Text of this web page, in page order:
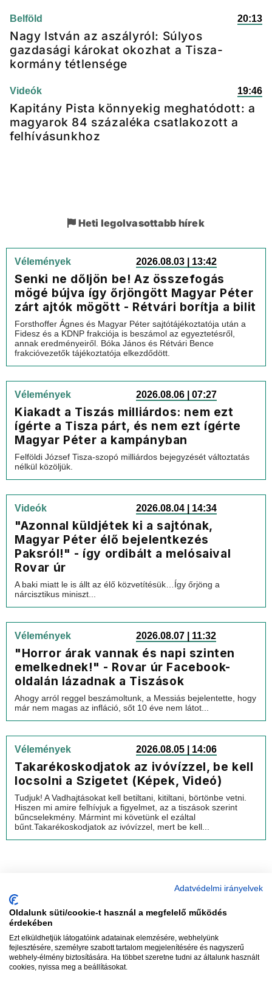
Belföld 20:13
Nagy István az aszályról: Súlyos
gazdasági károkat okozhat a Tisza-
kormány tétlensége
Videók 19:46
Kapitány Pista könnyekig meghatódott: a
magyarok 84 százaléka csatlakozott a
felhívásunkhoz
Heti legolvasottabb hírek
Vélemények 2026.08.03 | 13:42
Senki ne dőljön be! Az összefogás
mögé bújva így őrjöngött Magyar Péter
zárt ajtók mögött - Rétvári borítja a bilit
Forsthoffer Ágnes és Magyar Péter sajtótájékoztatója után a
Fidesz és a KDNP frakciója is beszámol az egyeztetésről,
annak eredményeiről. Bóka János és Rétvári Bence
frakcióvezetők tájékoztatója elkezdődött.
Vélemények 2026.08.06 | 07:27
Kiakadt a Tiszás milliárdos: nem ezt
ígérte a Tisza párt, és nem ezt ígérte
Magyar Péter a kampányban
Felföldi József Tisza-szopó milliárdos bejegyzését változtatás
nélkül közöljük.
Videók 2026.08.04 | 14:34
"Azonnal küldjétek ki a sajtónak,
Magyar Péter élő bejelentkezés
Paksról!" - így ordibált a melósaival
Rovar úr
A baki miatt le is állt az élő közvetítésük…Így őrjöng a
nárcisztikus miniszt...
Vélemények 2026.08.07 | 11:32
"Horror árak vannak és napi szinten
emelkednek!" - Rovar úr Facebook-
oldalán lázadnak a Tiszások
Ahogy arról reggel beszámoltunk, a Messiás bejelentette, hogy
már nem magas az infláció, sőt 10 éve nem látot...
Vélemények 2026.08.05 | 14:06
Takarékoskodjatok az ivóvízzel, be kell
locsolni a Szigetet (Képek, Videó)
Tudjuk! A Vadhajtásokat kell betiltani, kitiltani, börtönbe vetni.
Hiszen mi amire felhívjuk a figyelmet, az a tiszások szerint
bűncselekmény. Mármint mi követünk el ezáltal
bűnt.Takarékoskodjatok az ivóvízzel, mert be kell...
Szerkesztőség:szerk@vadhajtasok.hu
Modi:moderator@vadhajtasok.hu
Adatvédelmi irányelvek
Oldalunk süti/cookie-t használ a megfelelő működés
érdekében
Ezt elküldhetjük látogatóink adatainak elemzésére, webhelyünk
fejlesztésére, személyre szabott tartalom megjelenítésére és nagyszerű
webhely-élmény biztosítására. Ha többet szeretne tudni az általunk használt
cookies, nyissa meg a beállításokat.